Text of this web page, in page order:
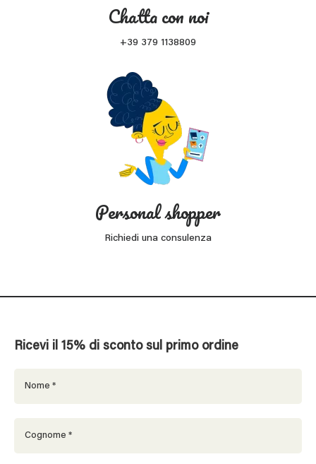
Chatta con noi
+39 379 1138809
Personal shopper
Richiedi una consulenza
Ricevi il 15% di sconto sul primo ordine